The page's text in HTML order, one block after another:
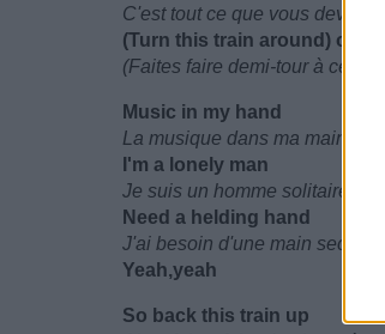
C'est tout ce que vous devez
(Turn this train around) ohh
(Faites faire demi-tour à ce
Music in my hand
La musique dans ma main
I'm a lonely man
Je suis un homme solitaire
Need a helding hand
J'ai besoin d'une main
Yeah,yeah
So back this train up